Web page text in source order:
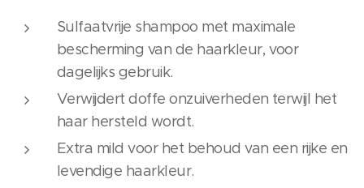
Sulfaatvrije shampoo met maximale
bescherming van de haarkleur, voor
dagelijks gebruik.
Verwijdert doffe onzuiverheden terwijl het
haar hersteld wordt.
Extra mild voor het behoud van een rijke en
levendige haarkleur.